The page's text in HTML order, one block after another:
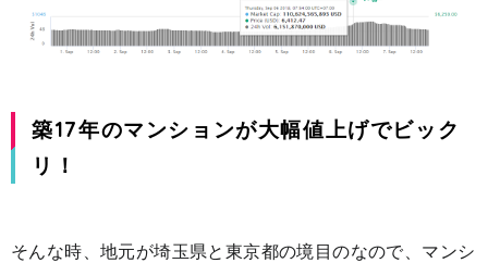
築17年のマンションが大幅値上げでビック
リ！
そんな時、地元が埼玉県と東京都の境目のなので、マンシ